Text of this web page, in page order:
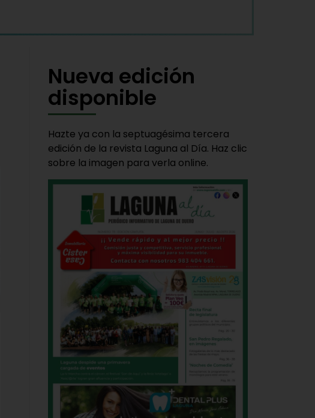
Nueva edición
disponible
Hazte ya con la septuagésima tercera
edición de la revista Laguna al Día. Haz clic
sobre la imagen para verla online.